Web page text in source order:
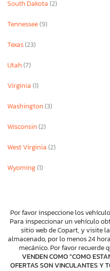
South Dakota(2)
Tennessee(9)
Texas(23)
Utah(7)
Virginia(1)
Washington(3)
Wisconsin(2)
West Virginia(2)
Wyoming(1)
Por favor inspeccione los
Para inspeccionar un vehículo
sitio web de Copart, y visite
almacenado, por lo menos 24
mecánico. Por favor recuerde
VENDEN COMO "COMO
OFERTAS SON VINCULANTES Y